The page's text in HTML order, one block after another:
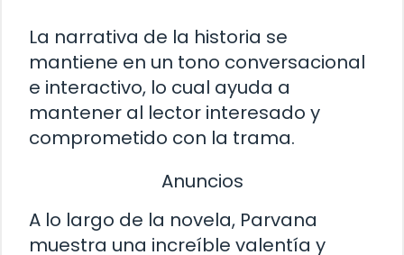
La narrativa de la historia se
mantiene en un tono conversacional
e interactivo, lo cual ayuda a
mantener al lector interesado y
comprometido con la trama.
Anuncios
A lo largo de la novela, Parvana
muestra una increíble valentía y